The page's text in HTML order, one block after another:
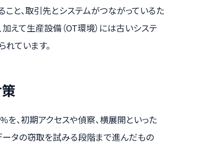
と、取引先とシステムがつながっているた
えて生産設備（OT環境）には古いシステ
ています。
、初期アクセスや偵察、横展開といった
タの窃取を試みる段階まで進んだもの